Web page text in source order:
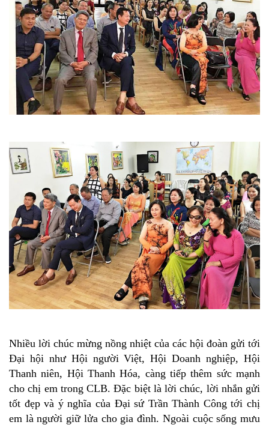
Nhiều lời chúc mừng nồng nhiệt của các hội đoàn gửi tới
Đại hội như Hội người Việt, Hội Doanh nghiệp, Hội
Thanh niên, Hội Thanh Hóa, càng tiếp thêm sức mạnh
cho chị em trong CLB. Đặc biệt là lời chúc, lời nhắn gửi
tốt đẹp và ý nghĩa của Đại sứ Trần Thành Công tới chị
em là người giữ lửa cho gia đình. Ngoài cuộc sống mưu